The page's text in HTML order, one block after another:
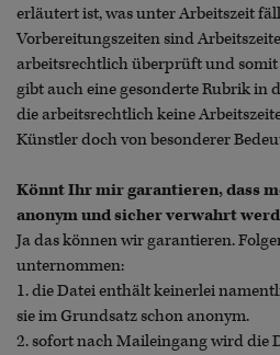
erläutert ist, was unter Arbeitszeit
Vorbereitungszeiten sind
arbeitsrechtlich überprüft und somit
gibt auch eine gesonderte Rubrik in
die arbeitsrechtlich keine
Künstler doch von besonderer
Könnt Ihr mir garantieren, dass
anonym und sicher verwahrt
Ja das können wir garantieren.
unternommen:
1. die Datei enthält keinerlei
sie im Grundsatz schon anonym.
2. sofort nach Maileingang wird die